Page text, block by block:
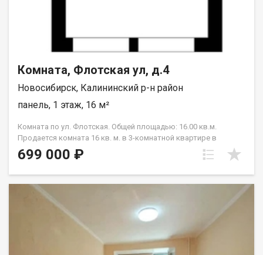
Комната, Флотская ул, д.4
Новосибирск, Калининский р-н район
панель, 1 этаж, 16 м²
Комната по ул. Флотская. Общей площадью: 16.00 кв.м.
Продается комната 16 кв. м. в 3-комнатной квартире в
Пашино. В комнате натяжной потолок, заменены батареи,
установлены пластиковые окна. В квартире нужен ремонт,
капитального ремонта. Остановка транспорта возле дома.
Рядом детский сад, центр внешкольной работы Парус,
несколько магазинов, аптек, пунктов выдачи интернет-
заказов Рядом с объектом находятся:1 детский сад,2
продуктовых магазина. Возможен обмен на вашу
недвижимость. Возможна продажа в рассрочку. При звонке,
пожалуйста, сообщите номер варианта - JV009054113552.
699 000 ₽